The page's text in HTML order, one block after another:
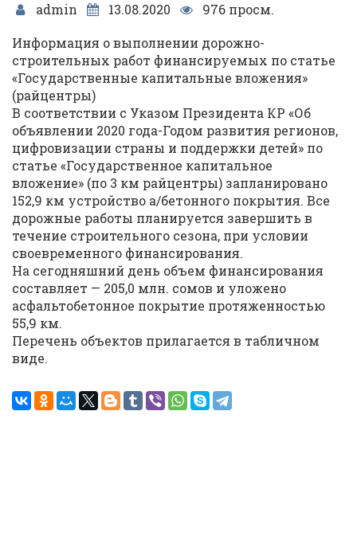
admin 13.08.2020
976 просм.
Информация о выполнении дорожно-
строительных работ финансируемых по статье
«Государственные капитальные вложения»
(райцентры)
В соответствии с Указом Президента КР «Об
объявлении 2020 года-Годом развития регионов,
цифровизации страны и поддержки детей» по
статье «Государственное капитальное
вложение» (по 3 км райцентры) запланировано
152,9 км устройство а/бетонного покрытия. Все
дорожные работы планируется завершить в
течение строительного сезона, при условии
своевременного финансирования.
На сегодняшний день объем финансирования
составляет — 205,0 млн. сомов и уложено
асфальтобетонное покрытие протяженностью
55,9 км.
Перечень объектов прилагается в табличном
виде.